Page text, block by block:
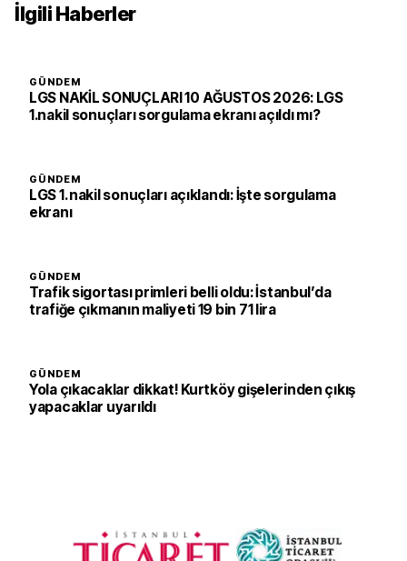
İlgili Haberler
GÜNDEM
LGS NAKİL SONUÇLARI 10 AĞUSTOS 2026: LGS
1.nakil sonuçları sorgulama ekranı açıldı mı?
GÜNDEM
LGS 1. nakil sonuçları açıklandı: İşte sorgulama
ekranı
GÜNDEM
Trafik sigortası primleri belli oldu: İstanbul’da
trafiğe çıkmanın maliyeti 19 bin 71 lira
GÜNDEM
Yola çıkacaklar dikkat! Kurtköy gişelerinden çıkış
yapacaklar uyarıldı